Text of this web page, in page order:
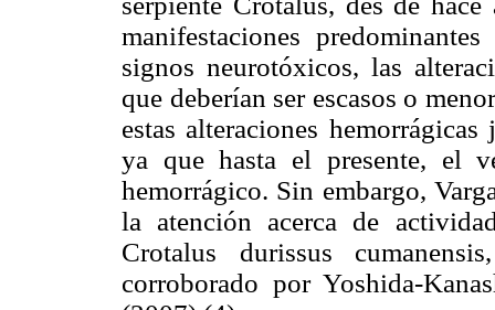
manifestaciones
signos neurotóxicos, las
que deberían ser escasos o
estas alteraciones
ya que hasta el presente, el
hemorrágico. Sin embargo,
la atención acerca de
Crotalus durissus
corroborado por Yoshida-